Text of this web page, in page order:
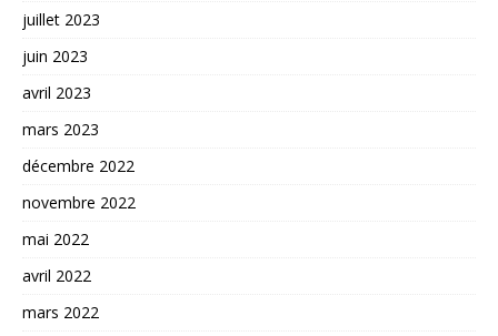
juillet 2023
juin 2023
avril 2023
mars 2023
décembre 2022
novembre 2022
mai 2022
avril 2022
mars 2022